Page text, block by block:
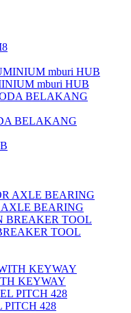
mburi HUB
BELAKANG
BEARING
TOOL
KEYWAY
PITCH 428